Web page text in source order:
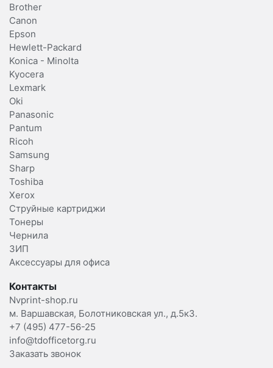
Brother
Canon
Epson
Hewlett-Packard
Konica - Minolta
Kyocera
Lexmark
Oki
Panasonic
Pantum
Ricoh
Samsung
Sharp
Toshiba
Xerox
Струйные картриджи
Тонеры
Чернила
ЗИП
Аксессуары для офиса
Контакты
Nvprint-shop.ru
м. Варшавская, Болотниковская ул., д.5к3.
+7 (495) 477-56-25
info@tdofficetorg.ru
Заказать звонок